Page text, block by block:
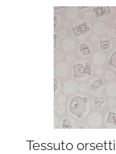
Tessuto orsetti